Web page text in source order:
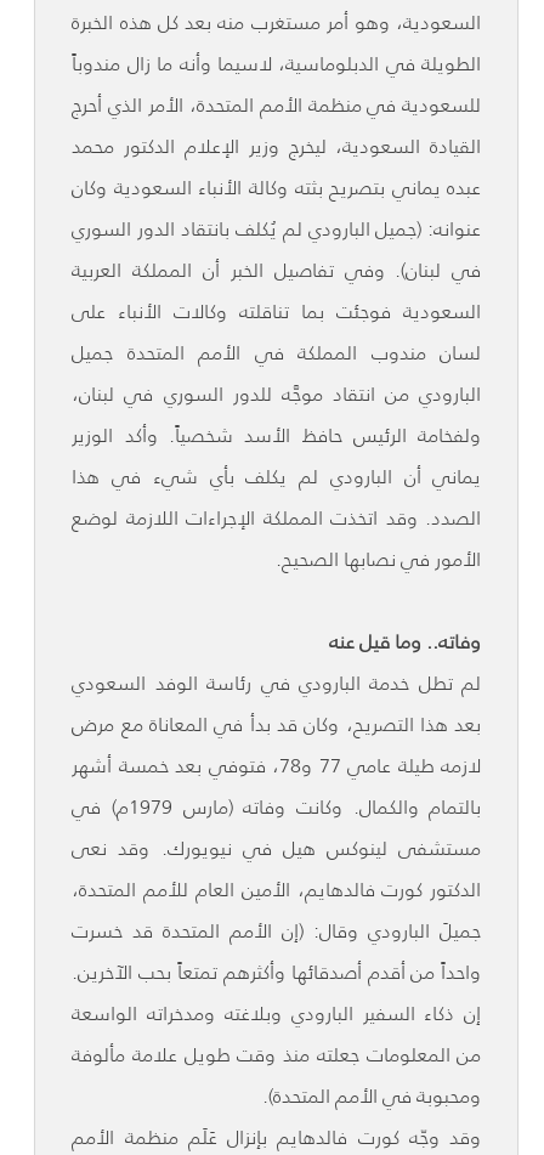
السعودية، وهو أمر مستغرب منه بعد كل هذه الخبرة
الطويلة في الدبلوماسية، لاسيما وأنه ما زال مندوباً
للسعودية في منظمة الأمم المتحدة، الأمر الذي أحرج
القيادة السعودية، ليخرج وزير الإعلام الدكتور محمد
عبده يماني بتصريح بثته وكالة الأنباء السعودية وكان
عنوانه: (جميل البارودي لم يُكلف بانتقاد الدور السوري
في لبنان). وفي تفاصيل الخبر أن المملكة العربية
السعودية فوجئت بما تناقلته وكالات الأنباء على
لسان مندوب المملكة في الأمم المتحدة جميل
البارودي من انتقاد موجَّه للدور السوري في لبنان،
ولفخامة الرئيس حافظ الأسد شخصياً. وأكد الوزير
يماني أن البارودي لم يكلف بأي شيء في هذا
الصدد. وقد اتخذت المملكة الإجراءات اللازمة لوضع
الأمور في نصابها الصحيح.
وفاته.. وما قيل عنه
لم تطل خدمة البارودي في رئاسة الوفد السعودي
بعد هذا التصريح، وكان قد بدأ في المعاناة مع مرض
لازمه طيلة عامي 77 و78، فتوفي بعد خمسة أشهر
بالتمام والكمال. وكانت وفاته (مارس 1979م) في
مستشفى لينوكس هيل في نيويورك. وقد نعى
الدكتور كورت فالدهايم، الأمين العام للأمم المتحدة،
جميلَ البارودي وقال: (إن الأمم المتحدة قد خسرت
واحداً من أقدم أصدقائها وأكثرهم تمتعاً بحب الآخرين.
إن ذكاء السفير البارودي وبلاغته ومدخراته الواسعة
من المعلومات جعلته منذ وقت طويل علامة مألوفة
ومحبوبة في الأمم المتحدة).
وقد وجّه كورت فالدهايم بإنزال عَلَم منظمة الأمم